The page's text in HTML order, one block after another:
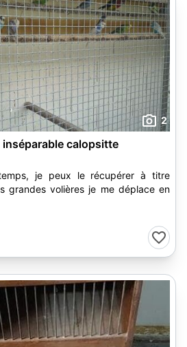
2
inséparable calopsitte
je peux le récupérer à titre
grandes volières je me déplace en